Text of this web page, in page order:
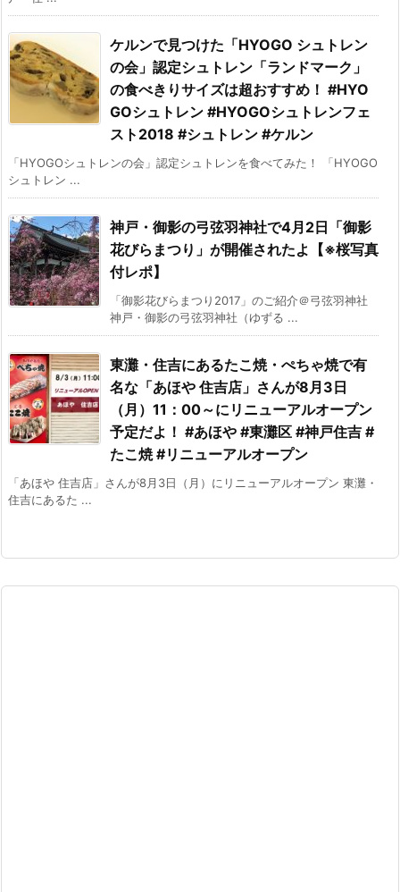
ケルンで見つけた「HYOGO シュトレン
の会」認定シュトレン「ランドマーク」
の食べきりサイズは超おすすめ！ #HYO
GOシュトレン #HYOGOシュトレンフェ
スト2018 #シュトレン #ケルン
「HYOGOシュトレンの会」認定シュトレンを食べてみた！ 「HYOGO
シュトレン ...
神戸・御影の弓弦羽神社で4月2日「御影
花びらまつり」が開催されたよ【※桜写真
付レポ】
「御影花びらまつり2017」のご紹介＠弓弦羽神社
神戸・御影の弓弦羽神社（ゆずる ...
東灘・住吉にあるたこ焼・ぺちゃ焼で有
名な「あほや 住吉店」さんが8月3日
（月）11：00～にリニューアルオープン
予定だよ！ #あほや #東灘区 #神戸住吉 #
たこ焼 #リニューアルオープン
「あほや 住吉店」さんが8月3日（月）にリニューアルオープン 東灘・
住吉にあるた ...